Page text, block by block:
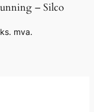
– Silco
mva.